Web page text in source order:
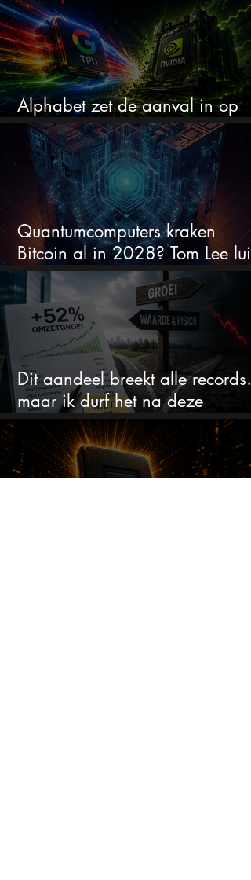
Alphabet zet de aanval in op
Nvidia met eigen AI-chips
Quantumcomputers kraken
Bitcoin al in 2028? Tom Lee
de alarmbel
Dit aandeel breekt alle
maar ik durf het na deze
koersstijging niet te kopen